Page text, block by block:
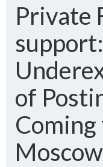
Private
of